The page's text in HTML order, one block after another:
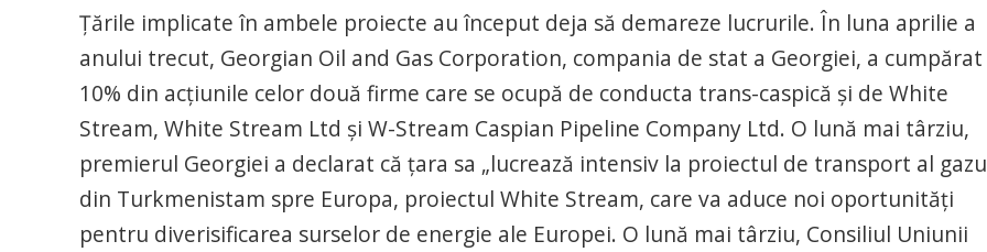
Ţările implicate în ambele proiecte au început deja să demareze lucrurile. În luna aprilie a
anului trecut, Georgian Oil and Gas Corporation, compania de stat a Georgiei, a cumpărat
10% din acţiunile celor două firme care se ocupă de conducta trans-caspică şi de White
Stream, White Stream Ltd şi W-Stream Caspian Pipeline Company Ltd. O lună mai târziu,
premierul Georgiei a declarat că ţara sa „lucrează intensiv la proiectul de transport al
din Turkmenistam spre Europa, proiectul White Stream, care va aduce noi oportunităţi
pentru diverisificarea surselor de energie ale Europei. O lună mai târziu, Consiliul Uniunii